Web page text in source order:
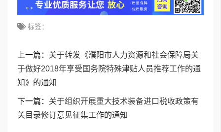
标签：
上一篇： 关于转发《濮阳市人力资源和社会保障局关
于做好2018年享受国务院特殊津贴人员推荐工作的通
知》的通知
下一篇： 关于组织开展重大技术装备进口税收政策有
关目录修订意见征集工作的通知